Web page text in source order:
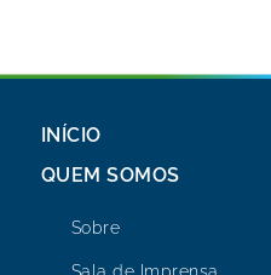
INÍCIO
QUEM SOMOS
Sobre